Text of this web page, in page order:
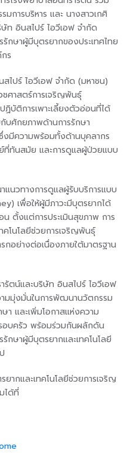
การบริหาร และ นางสาวเกศิ
ท อินสไปร์ ไอวีเอฟ จำกัด
กษาผู้มีบุตรยากของประเทศไทย
ร
ไปร์ ไอวีเอฟ จำกัด (มหาชน)
ชศาสตร์การเจริญพันธุ์
ฏิบัติการเพาะเลี้ยงตัวอ่อนที่ได้
บศักยภาพด้านการรักษา
งมีความพร้อมทั้งด้านบุคลากร
ที่ทันสมัย และการดูแลผู้ป่วยแบบ
วทางการดูแลผู้รับบริการแบบ
เพื่อให้ผู้มีภาวะมีบุตรยากได้
ตั้งแต่การประเมินสุขภาพ การ
คโนโลยีช่วยการเจริญพันธุ์
อย่างต่อเนื่องภายใต้มาตรฐาน
รัตน์และบริษัท อินสไปร์ ไอวีเอฟ
มมุ่งมั่นในการพัฒนานวัตกรรม
และเพิ่มโอกาสแห่งความ
รอบครัว พร้อมร่วมกันผลักดัน
กษาผู้มีบุตรยากและเทคโนโลยี
ากและเทคโนโลยีช่วยการเจริญ
ได้ที่